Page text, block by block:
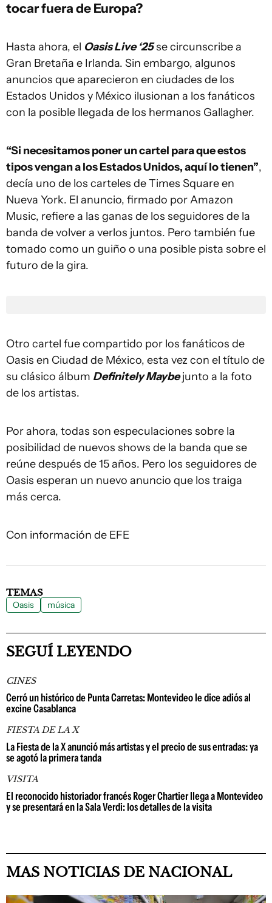
tocar fuera de Europa?
Hasta ahora, el Oasis Live ‘25se circunscribe a
Gran Bretaña e Irlanda. Sin embargo, algunos
anuncios que aparecieron en ciudades de los
Estados Unidos y México ilusionan a los fanáticos
con la posible llegada de los hermanos Gallagher.
“Si necesitamos poner un cartel para que estos
tipos vengan a los Estados Unidos, aquí lo tienen”,
decía uno de los carteles de Times Square en
Nueva York. El anuncio, firmado por Amazon
Music, refiere a las ganas de los seguidores de la
banda de volver a verlos juntos. Pero también fue
tomado como un guiño o una posible pista sobre el
futuro de la gira.
Otro cartel fue compartido por los fanáticos de
Oasis en Ciudad de México, esta vez con el título de
su clásico álbum Definitely Maybejunto a la foto
de los artistas.
Por ahora, todas son especulaciones sobre la
posibilidad de nuevos shows de la banda que se
reúne después de 15 años. Pero los seguidores de
Oasis esperan un nuevo anuncio que los traiga
más cerca.
Con información de EFE
TEMAS
Oasis música
SEGUÍ LEYENDO
CINES
Cerró un histórico de Punta Carretas: Montevideo le dice adiós al
excine Casablanca
FIESTA DE LA X
La Fiesta de la X anunció más artistas y el precio de sus entradas: ya
se agotó la primera tanda
VISITA
El reconocido historiador francés Roger Chartier llega a Montevideo
y se presentará en la Sala Verdi: los detalles de la visita
MAS NOTICIAS DE NACIONAL